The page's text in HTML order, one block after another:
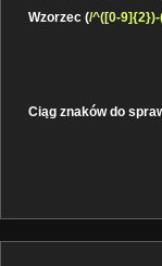
Wzorzec (/^([0-
Ciąg znaków do